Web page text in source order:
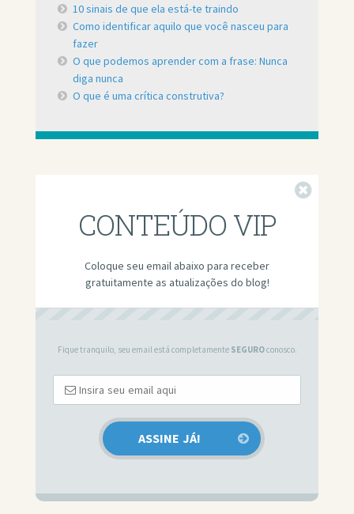
10 sinais de que ela está-te traindo
Como identificar aquilo que você nasceu para
fazer
O que podemos aprender com a frase: Nunca
diga nunca
O que é uma crítica construtiva?
CONTEÚDO VIP
Coloque seu email abaixo para receber
gratuitamente as atualizações do blog!
Fique tranquilo, seu email está completamente SEGUROconosco.